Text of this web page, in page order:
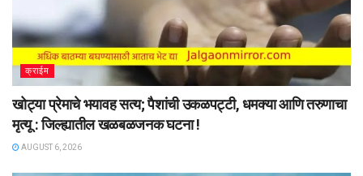
क्राईम
खोट्या प्रेमाचे भयावह सत्य; पैशांची उकळपट्टी, धमक्या आणि तरुणाचा
मृत्यू : जिल्ह्यातील खळबळजनक घटना !
AUGUST 6, 2026